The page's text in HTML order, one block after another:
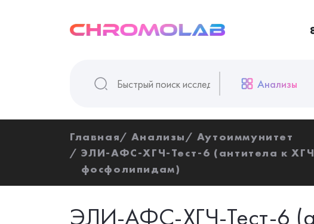
Анализы
Главная Анализы
Аутоиммунитет
ЭЛИ-АФС-ХГЧ-Тест-6 (антитела к
фосфолипидам)
ЭЛИ-АФС-ХГЧ-Тест-6